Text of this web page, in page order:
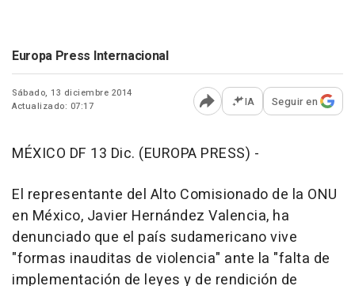
Europa Press Internacional
Sábado, 13 diciembre 2014
Actualizado: 07:17
Abrir opciones para
IA Seguir en
MÉXICO DF 13 Dic. (EUROPA PRESS) -
El representante del Alto Comisionado de la ONU
en México, Javier Hernández Valencia, ha
denunciado que el país sudamericano vive
"formas inauditas de violencia" ante la "falta de
implementación de leyes y de rendición de